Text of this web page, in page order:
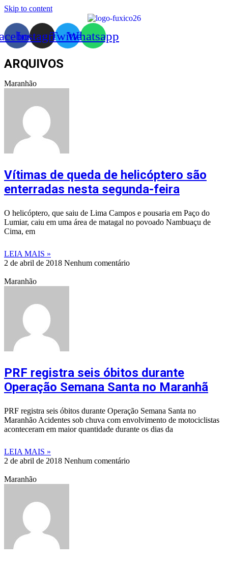
Skip to content
InstagramTwitterWhatsapp
ARQUIVOS
Maranhão
Vítimas de queda de helicóptero são
enterradas nesta segunda-feira
O helicóptero, que saiu de Lima Campos e pousaria em Paço do
Lumiar, caiu em uma área de matagal no povoado Nambuaçu de
Cima, em
LEIA MAIS »
2 de abril de 2018 Nenhum comentário
Maranhão
PRF registra seis óbitos durante
Operação Semana Santa no Maranhã
PRF registra seis óbitos durante Operação Semana Santa no
Maranhão Acidentes sob chuva com envolvimento de motociclistas
aconteceram em maior quantidade durante os dias da
LEIA MAIS »
2 de abril de 2018 Nenhum comentário
Maranhão